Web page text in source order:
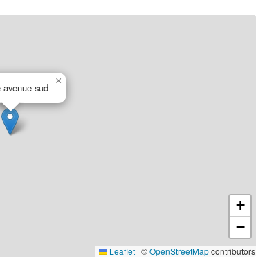
avenue sud
×
+
−
Leaflet | ©OpenStreetMapcontributors